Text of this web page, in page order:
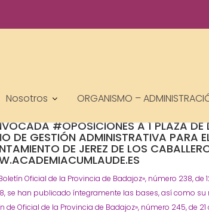
Nosotros ORGANISMO –
academiacumlaudeoposiciones
Administrativa
#OPOSICIONES A 1 PLAZA DE
DE GESTIÓN ADMINISTRATIVA PARA
DE JEREZ DE LOS
Oficial de la Provincia de Badajoz», número 238, de
se han publicado íntegramente las bases, así como su
de Oficial de la Provincia de Badajoz», número 245, de